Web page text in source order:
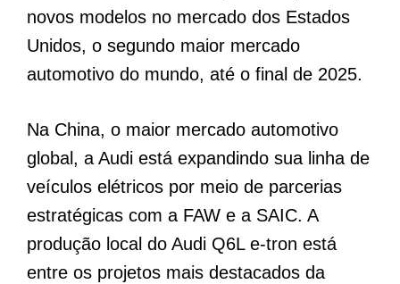
novos modelos no mercado dos Estados
Unidos, o segundo maior mercado
automotivo do mundo, até o final de 2025.
Na China, o maior mercado automotivo
global, a Audi está expandindo sua linha de
veículos elétricos por meio de parcerias
estratégicas com a FAW e a SAIC. A
produção local do Audi Q6L e-tron está
entre os projetos mais destacados da